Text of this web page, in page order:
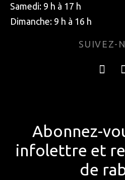
Samedi: 9 h à 17 h
Dimanche: 9 h à 16 h
SUIVEZ-
Abonnez-
infolettre et
de